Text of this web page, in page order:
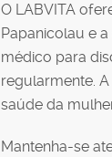
O LABVITA
Papanicolau e
médico para
regularmente.
saúde da
Mantenha-se